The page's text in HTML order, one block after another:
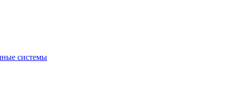
системы